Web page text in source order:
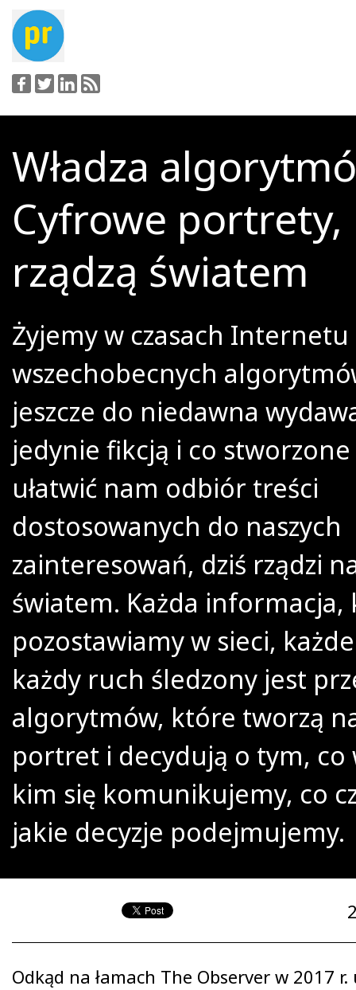
Władza
Cyfrowe
rządzą światem
Żyjemy w czasach Internetu
wszechobecnych
jeszcze do niedawna
jedynie fikcją i co stworzone
ułatwić nam odbiór treści
dostosowanych do naszych
zainteresowań, dziś rządzi
światem. Każda informacja,
pozostawiamy w sieci, każde
każdy ruch śledzony jest
algorytmów, które tworzą
portret i decydują o tym, co
kim się komunikujemy, co
jakie decyzje podejmujemy.
Odkąd na łamach The Observer w 2017 r.